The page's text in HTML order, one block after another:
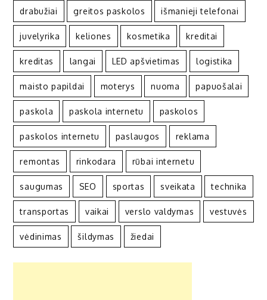
drabužiai greitos paskolos išmanieji telefonai
juvelyrika keliones kosmetika kreditai
kreditas langai LED apšvietimas logistika
maisto papildai moterys nuoma papuošalai
paskola paskola internetu paskolos
paskolos internetu paslaugos reklama
remontas rinkodara rūbai internetu
saugumas SEO sportas sveikata technika
transportas vaikai verslo valdymas vestuvės
vėdinimas šildymas žiedai